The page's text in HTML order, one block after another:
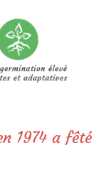
1974 a fêté